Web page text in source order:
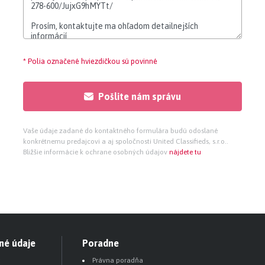
pre práčku,
* Polia označené hviezdičkou sú povinné
Pošlite nám správu
Vaše údaje zadané do kontaktného formulára budú odoslané
konkrétnemu predajcovi a aj spoločnosti United Classifieds, s.r.o..
Bližšie informácie k ochrane osobných údajov nájdete tu
údaje Poradne
Právna poradňa